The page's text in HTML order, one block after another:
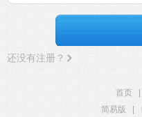
还没有注册？
首页
简易版